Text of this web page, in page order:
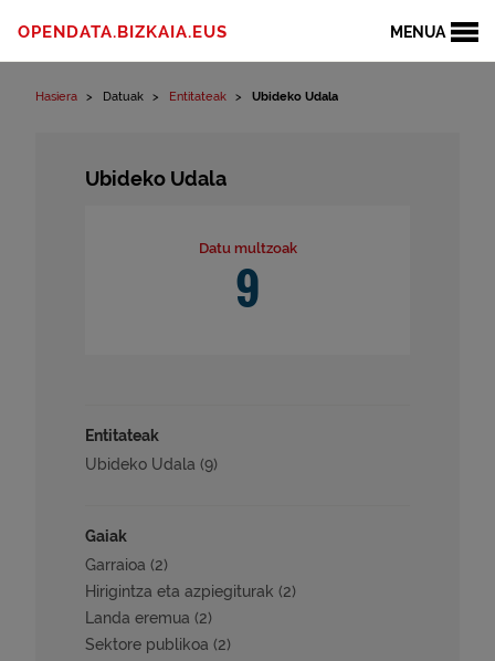
MENUA
OPENDATA.BIZKAIA.EUS
Hasiera Datuak Entitateak Ubideko Udala
Ubideko Udala
Datu multzoak
9
Entitateak
Ubideko Udala (9)
Gaiak
Garraioa (2)
Hirigintza eta azpiegiturak (2)
Landa eremua (2)
Sektore publikoa (2)